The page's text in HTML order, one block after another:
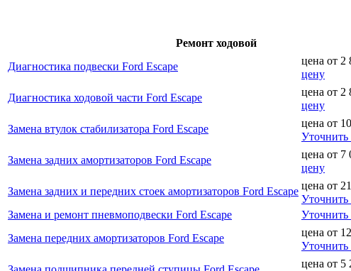
Ремонт ходовой
Диагностика подвески Ford Escape
цена от 2
цену
Диагностика ходовой части Ford Escape
цена от 2
цену
Замена втулок стабилизатора Ford Escape
цена от
Уточнить
Замена задних амортизаторов Ford Escape
цена от 7
цену
Замена задних и передних стоек амортизаторов Ford Escape цена от
Уточнить
Замена и ремонт пневмоподвески Ford Escape
Уточнить
Замена передних амортизаторов Ford Escape
цена от
Уточнить
цена от 5